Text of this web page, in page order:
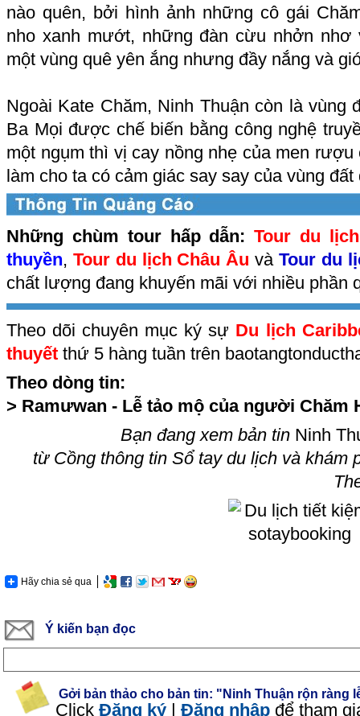
nào quên, bởi hình ảnh những cô gái
nho xanh mướt, những đàn cừu nhởn nhơ
một vùng quê yên ắng nhưng đầy nắng và
Ngoài Kate Chăm, Ninh Thuận còn là vùng
Ba Mọi được chế biến bằng công nghệ
một ngụm thì vị cay nồng nhẹ của men
làm cho ta có cảm giác say say của vùng
Những chùm tour hấp dẫn:Tour du
thuyền, Tour du lịch Châu Âu vàTour du
chất lượng đang khuyến mãi với nhiều phần
Theo dõi chuyên mục ký sự Du lịch
thuyết thứ 5 hàng tuần trên
Theo dòng tin:
> Ramưwan - Lễ tảo mộ của người Chăm
Bạn đang xem bản tin Ninh
từ Cồng thông tin Sổ tay du lịch và khám
Hãy chia sẻ qua
Ý kiến bạn đọc
Gởi bản thảo cho bản tin: "Ninh Thuận rộn ràng
Click Đăng ký | Đăng nhập để tham